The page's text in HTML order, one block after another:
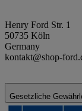
Henry Ford Str. 1
50735 Köln
Germany
kontakt@shop-
Gesetzliche